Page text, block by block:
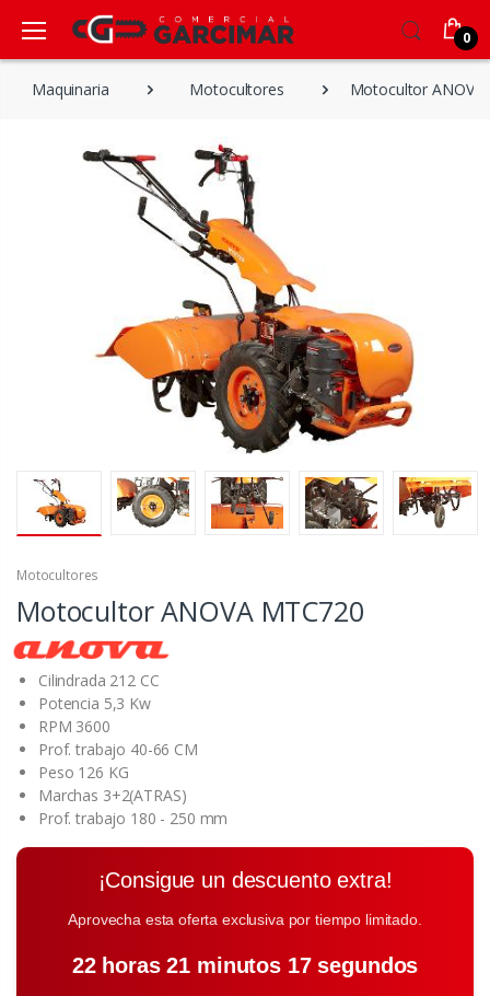
0
Maquinaria Motocultores Motocultor ANOVA
Motocultores
Motocultor ANOVA MTC720
Cilindrada 212 CC
Potencia 5,3 Kw
RPM 3600
Prof. trabajo 40-66 CM
Peso 126 KG
Marchas 3+2(ATRAS)
Prof. trabajo 180 - 250 mm
¡Consigue un descuento extra!
Aprovecha esta oferta exclusiva por tiempo limitado.
22 horas 21 minutos 17 segundos